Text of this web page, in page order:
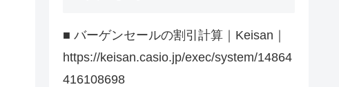
■ バーゲンセールの割引計算｜Keisan｜
https://keisan.casio.jp/exec/system/14864
416108698